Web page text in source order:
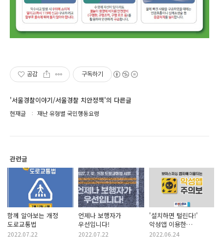
공감 구독하기
'서울경찰이야기/서울경찰 치안정책'의 다른글
현재글 재난 유형별 국민행동요령
관련글
함께 알아보는 개정
도로교통법
2022.07.22
언제나 보행자가
우선입니다!
2022.07.22
'설치하면 털린다!'
악성앱 이용한
보이스피싱 주의보
2022.06.24